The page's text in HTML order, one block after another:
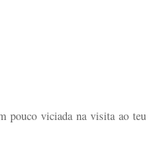
pouco viciada na visita ao teu